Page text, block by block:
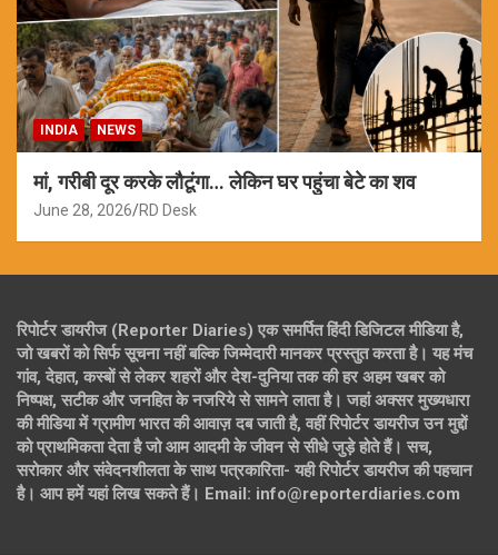
INDIA NEWS
मां, गरीबी दूर करके लौटूंगा… लेकिन घर पहुंचा बेटे का शव
June 28, 2026 RD Desk
रिपोर्टर डायरीज (Reporter Diaries) एक समर्पित हिंदी डिजिटल मीडिया है,
जो खबरों को सिर्फ सूचना नहीं बल्कि जिम्मेदारी मानकर प्रस्तुत करता है। यह मंच
गांव, देहात, कस्बों से लेकर शहरों और देश-दुनिया तक की हर अहम खबर को
निष्पक्ष, सटीक और जनहित के नजरिये से सामने लाता है। जहां अक्सर मुख्यधारा
की मीडिया में ग्रामीण भारत की आवाज़ दब जाती है, वहीं रिपोर्टर डायरीज उन मुद्दों
को प्राथमिकता देता है जो आम आदमी के जीवन से सीधे जुड़े होते हैं। सच,
सरोकार और संवेदनशीलता के साथ पत्रकारिता- यही रिपोर्टर डायरीज की पहचान
है। आप हमें यहां लिख सकते हैं। Email: info@reporterdiaries.com